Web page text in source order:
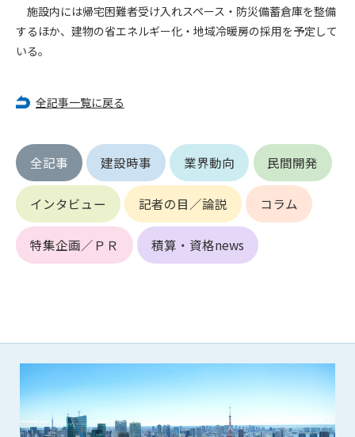
施設内には帰宅困難者受け入れスペース・防災備蓄倉庫を整備
するほか、建物の省エネルギー化・地域冷暖房の採用を予定して
いる。
全記事一覧に戻る
全記事 建設時事 業界動向 民間開発
インタビュー 記者の目／論説 コラム
特集企画／ＰＲ 積算・資格news
第5条（IDおよびパスワードの管理）
1. 会員は申込の際に管理者が発行したIDおよびパスワードの使
ん。
を負うものとし、管理者は一切責任を負いません。
第6条（会員の禁止事項）
1. 会員は建設資料館WEB上で以下の行為をしないものとしま
す。
(1) 第三者または管理者の著作権、その他知的所有権を侵害す
る行為
(7) 公序良俗に反する行為
(8) 犯罪的行為に結びつく行為
(9) その他、法律に反する行為